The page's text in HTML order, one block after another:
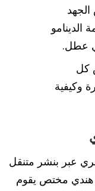
الجهد
الدينامو
عطل.
كل
وكيفية
عبر بنشر متنقل
هندي مختص يقوم